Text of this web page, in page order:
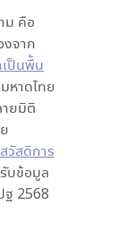
ม คือ
งจาก
ป็นพื้น
หาดไทย
ยมิติ
วัสดิการ
บข้อมูล
ฐ 2568